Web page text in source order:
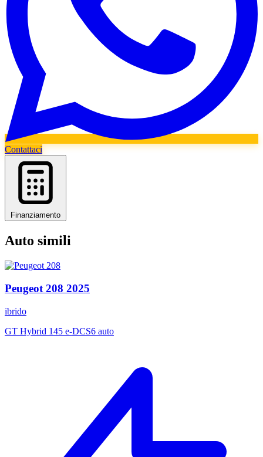
Contattaci
Finanziamento
Auto simili
Peugeot 208 2025
ibrido
GT Hybrid 145 e-DCS6 auto